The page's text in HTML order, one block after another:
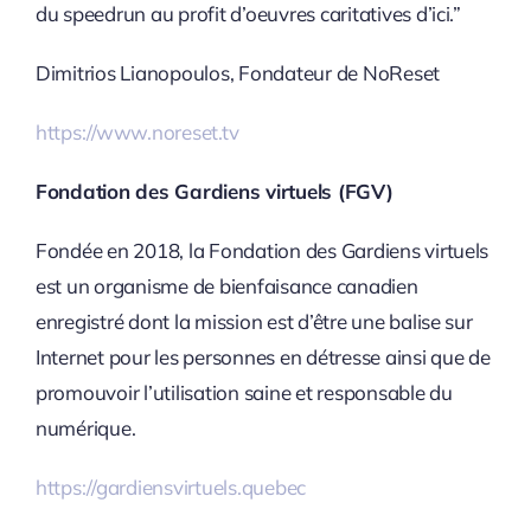
du speedrun au profit d’oeuvres caritatives d’ici.”
Dimitrios Lianopoulos, Fondateur de NoReset
https://www.noreset.tv
Fondation des Gardiens virtuels (FGV)
Fondée en 2018, la Fondation des Gardiens virtuels
est un organisme de bienfaisance canadien
enregistré dont la mission est d’être une balise sur
Internet pour les personnes en détresse ainsi que de
promouvoir l’utilisation saine et responsable du
numérique.
https://gardiensvirtuels.quebec